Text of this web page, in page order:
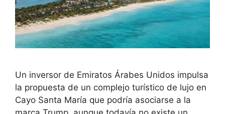
Un inversor de Emiratos Árabes Unidos impulsa
la propuesta de un complejo turístico de lujo en
Cayo Santa María que podría asociarse a la